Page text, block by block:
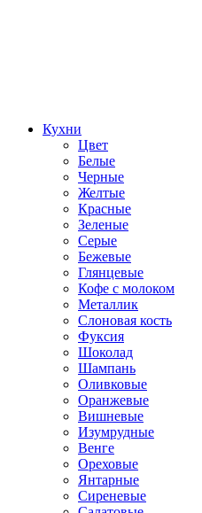
Кухни
Цвет
Белые
Черные
Желтые
Красные
Зеленые
Серые
Бежевые
Глянцевые
Кофе с молоком
Металлик
Слоновая кость
Фуксия
Шоколад
Шампань
Оливковые
Оранжевые
Вишневые
Изумрудные
Венге
Ореховые
Янтарные
Сиреневые